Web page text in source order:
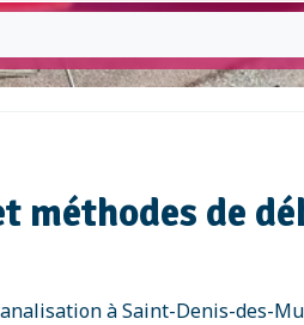
méthodes de
à Saint-Denis-des-